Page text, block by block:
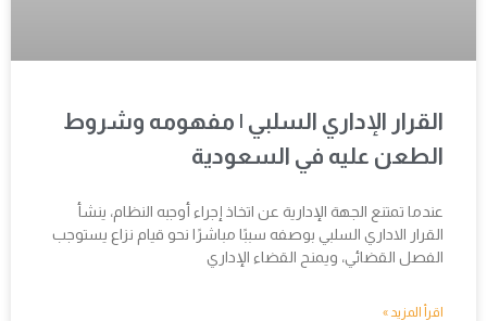
القرار الإداري السلبي | مفهومه وشروط
الطعن عليه في السعودية
عندما تمتنع الجهة الإدارية عن اتخاذ إجراء أوجبه النظام، ينشأ
القرار الاداري السلبي بوصفه سببًا مباشرًا نحو قيام نزاع يستوجب
الفصل القضائي، ويمنح القضاء الإداري
اقرأ المزيد »